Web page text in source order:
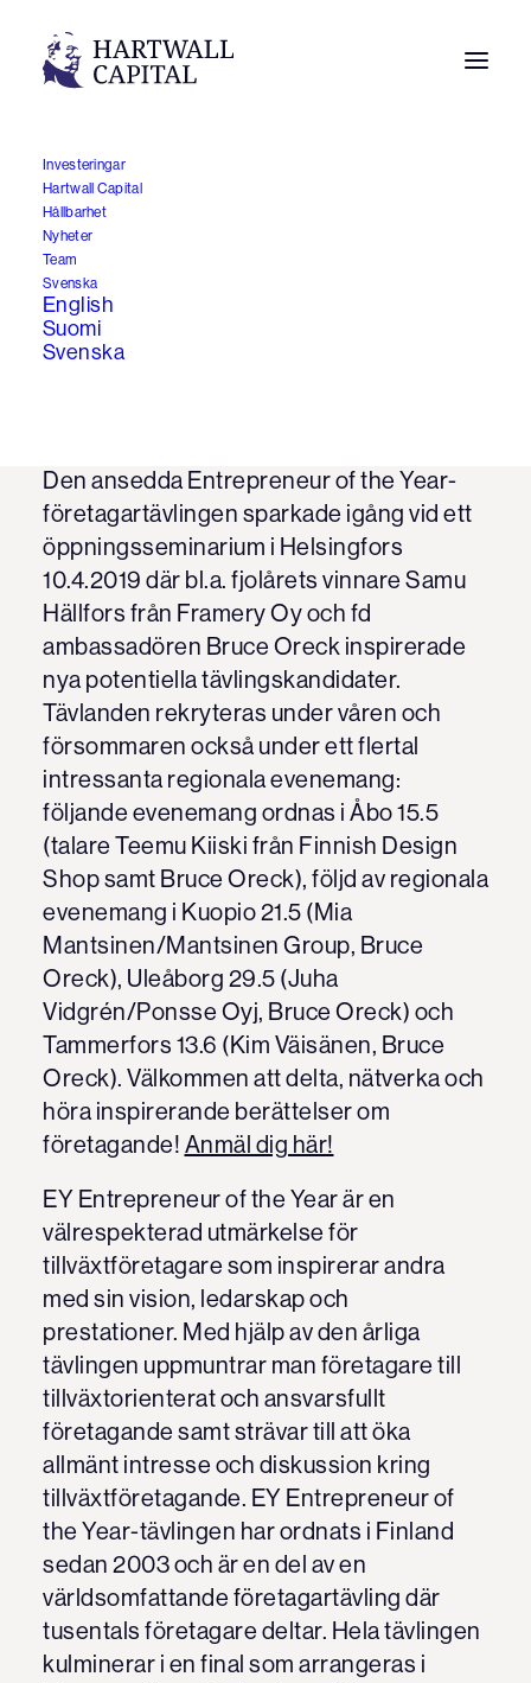
Investeringar
Hartwall Capital
Hållbarhet
Nyheter
Team
Svenska
English
Suomi
Svenska
Hartwall Capital får igen
tillfälle att stöda
företagande via EYs
världsomfattande
Den ansedda Entrepreneur of the Year-
företagartävlingen sparkade igång vid ett
öppningsseminarium i Helsingfors
10.4.2019 där bl.a. fjolårets vinnare Samu
Hällfors från Framery Oy och fd
ambassadören Bruce Oreck inspirerade
nya potentiella tävlingskandidater.
Tävlanden rekryteras under våren och
försommaren också under ett flertal
intressanta regionala evenemang:
följande evenemang ordnas i Åbo 15.5
(talare Teemu Kiiski från Finnish Design
Shop samt Bruce Oreck), följd av regionala
evenemang i Kuopio 21.5 (Mia
Mantsinen/Mantsinen Group, Bruce
Oreck), Uleåborg 29.5 (Juha
Vidgrén/Ponsse Oyj, Bruce Oreck) och
Tammerfors 13.6 (Kim Väisänen, Bruce
Oreck). Välkommen att delta, nätverka och
höra inspirerande berättelser om
företagande! Anmäl dig här!
EY Entrepreneur of the Year är en
välrespekterad utmärkelse för
tillväxtföretagare som inspirerar andra
med sin vision, ledarskap och
prestationer. Med hjälp av den årliga
tävlingen uppmuntrar man företagare till
tillväxtorienterat och ansvarsfullt
företagande samt strävar till att öka
allmänt intresse och diskussion kring
tillväxtföretagande. EY Entrepreneur of
the Year-tävlingen har ordnats i Finland
sedan 2003 och är en del av en
världsomfattande företagartävling där
tusentals företagare deltar. Hela tävlingen
kulminerar i en final som arrangeras i